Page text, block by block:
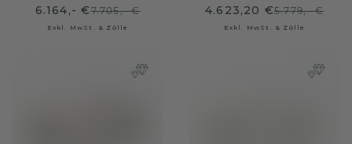
6.164,- €7.705,- €
Exkl. MwSt. & Zölle
4.623,20 €5.779,- €
Exkl. MwSt. & Zölle